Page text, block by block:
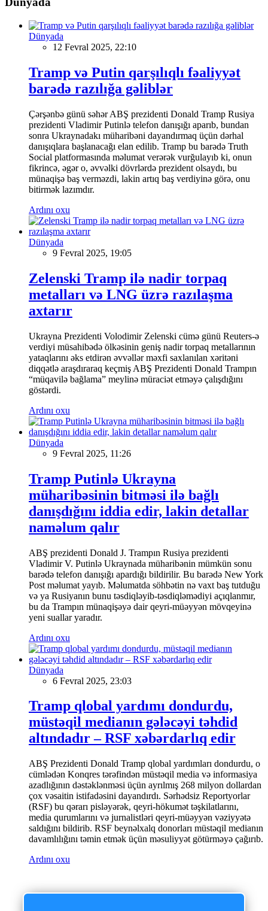
Dünyada
12 Fevral 2025, 22:10
Tramp və Putin qarşılıqlı fəaliyyət
barədə razılığa gəliblər
Çərşənbə günü səhər ABŞ prezidenti Donald Tramp Rusiya
prezidenti Vladimir Putinlə telefon danışığı aparıb, bundan
sonra Ukraynadakı müharibəni dayandırmaq üçün dərhal
danışıqlara başlanacağı elan edilib. Tramp bu barədə Truth
Social platformasında məlumat verərək vurğulayıb ki, onun
fikrincə, əgər o, əvvəlki dövrlərdə prezident olsaydı, bu
münaqişə baş verməzdi, lakin artıq baş verdiyinə görə, onu
bitirmək lazımdır.
Ardını oxu
Dünyada
9 Fevral 2025, 19:05
Zelenski Tramp ilə nadir torpaq
metalları və LNG üzrə razılaşma
axtarır
Ukrayna Prezidenti Volodimir Zelenski cümə günü Reuters-ə
verdiyi müsahibədə ölkəsinin geniş nadir torpaq metallarının
yataqlarını əks etdirən əvvəllər məxfi saxlanılan xəritəni
diqqətlə araşdıraraq keçmiş ABŞ Prezidenti Donald Trampın
“müqavilə bağlama” meylinə müraciət etməyə çalışdığını
göstərdi.
Ardını oxu
Dünyada
9 Fevral 2025, 11:26
Tramp Putinlə Ukrayna
müharibəsinin bitməsi ilə bağlı
danışdığını iddia edir, lakin detallar
naməlum qalır
ABŞ prezidenti Donald J. Trampın Rusiya prezidenti
Vladimir V. Putinlə Ukraynada müharibənin mümkün sonu
barədə telefon danışığı apardığı bildirilir. Bu barədə New York
Post məlumat yayıb. Məlumatda söhbətin nə vaxt baş tutduğu
və ya Rusiyanın bunu təsdiqləyib-təsdiqləmədiyi açıqlanmır,
bu da Trampın münaqişəyə dair qeyri-müəyyən mövqeyinə
yeni suallar yaradır.
Ardını oxu
Dünyada
6 Fevral 2025, 23:03
Tramp qlobal yardımı dondurdu,
müstəqil medianın gələcəyi təhdid
altındadır – RSF xəbərdarlıq edir
ABŞ Prezidenti Donald Tramp qlobal yardımları dondurdu, o
cümlədən Konqres tərəfindən müstəqil media və informasiya
azadlığının dəstəklənməsi üçün ayrılmış 268 milyon dollardan
çox vəsaitin istifadəsini dayandırdı. Sərhədsiz Reportyorlar
(RSF) bu qərarı pisləyərək, qeyri-hökumət təşkilatlarını,
media qurumlarını və jurnalistləri qeyri-müəyyən vəziyyətə
saldığını bildirib. RSF beynəlxalq donorları müstəqil medianın
davamlılığını təmin etmək üçün məsuliyyət götürməyə çağırıb.
Ardını oxu